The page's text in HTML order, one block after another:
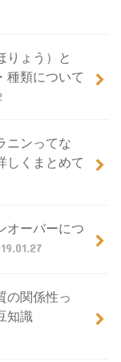
りょう）と
種類について
ニンってな
しくまとめて
オーバーにつ
の関係性っ
知識